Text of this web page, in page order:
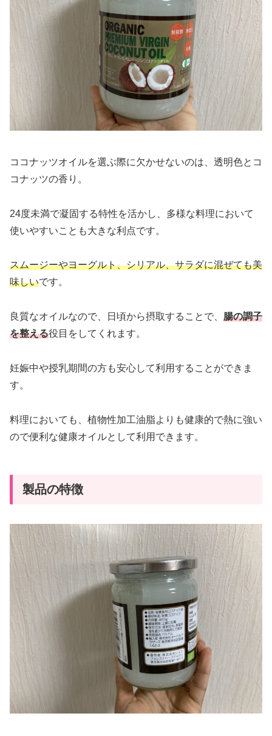
ココナッツオイルを選ぶ際に欠かせないのは、透明色とコ
コナッツの香り。
24度未満で凝固する特性を活かし、多様な料理において
使いやすいことも大きな利点です。
スムージーやヨーグルト、シリアル、サラダに混ぜても美
味しいです。
良質なオイルなので、日頃から摂取することで、 腸の調子
を整える役目をしてくれます。
妊娠中や授乳期間の方も安心して利用することができま
す。
料理においても、植物性加工油脂よりも健康的で熱に強い
ので便利な健康オイルとして利用できます。
製品の特徴